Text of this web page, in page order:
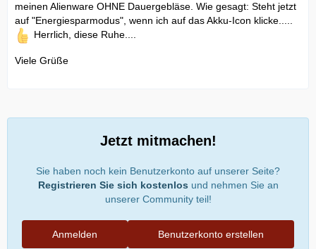
meinen Alienware OHNE Dauergebläse. Wie gesagt: Steht jetzt
auf "Energiesparmodus", wenn ich auf das Akku-Icon klicke.....
Herrlich, diese Ruhe....
Viele Grüße
Jetzt mitmachen!
Sie haben noch kein Benutzerkonto auf unserer Seite?
Registrieren Sie sich kostenlos und nehmen Sie an
unserer Community teil!
Benutzerkonto erstellen
Anmelden